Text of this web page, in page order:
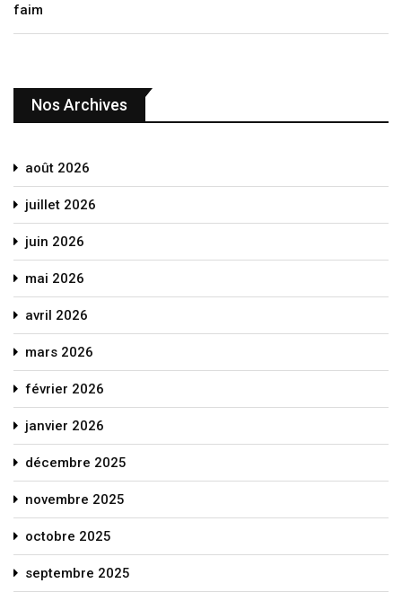
faim
Nos Archives
août 2026
juillet 2026
juin 2026
mai 2026
avril 2026
mars 2026
février 2026
janvier 2026
décembre 2025
novembre 2025
octobre 2025
septembre 2025